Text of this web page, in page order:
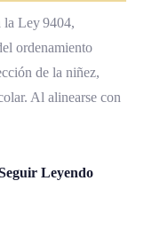
la Ley 9404,
ordenamiento
de la niñez,
Al alinearse con
Leyendo